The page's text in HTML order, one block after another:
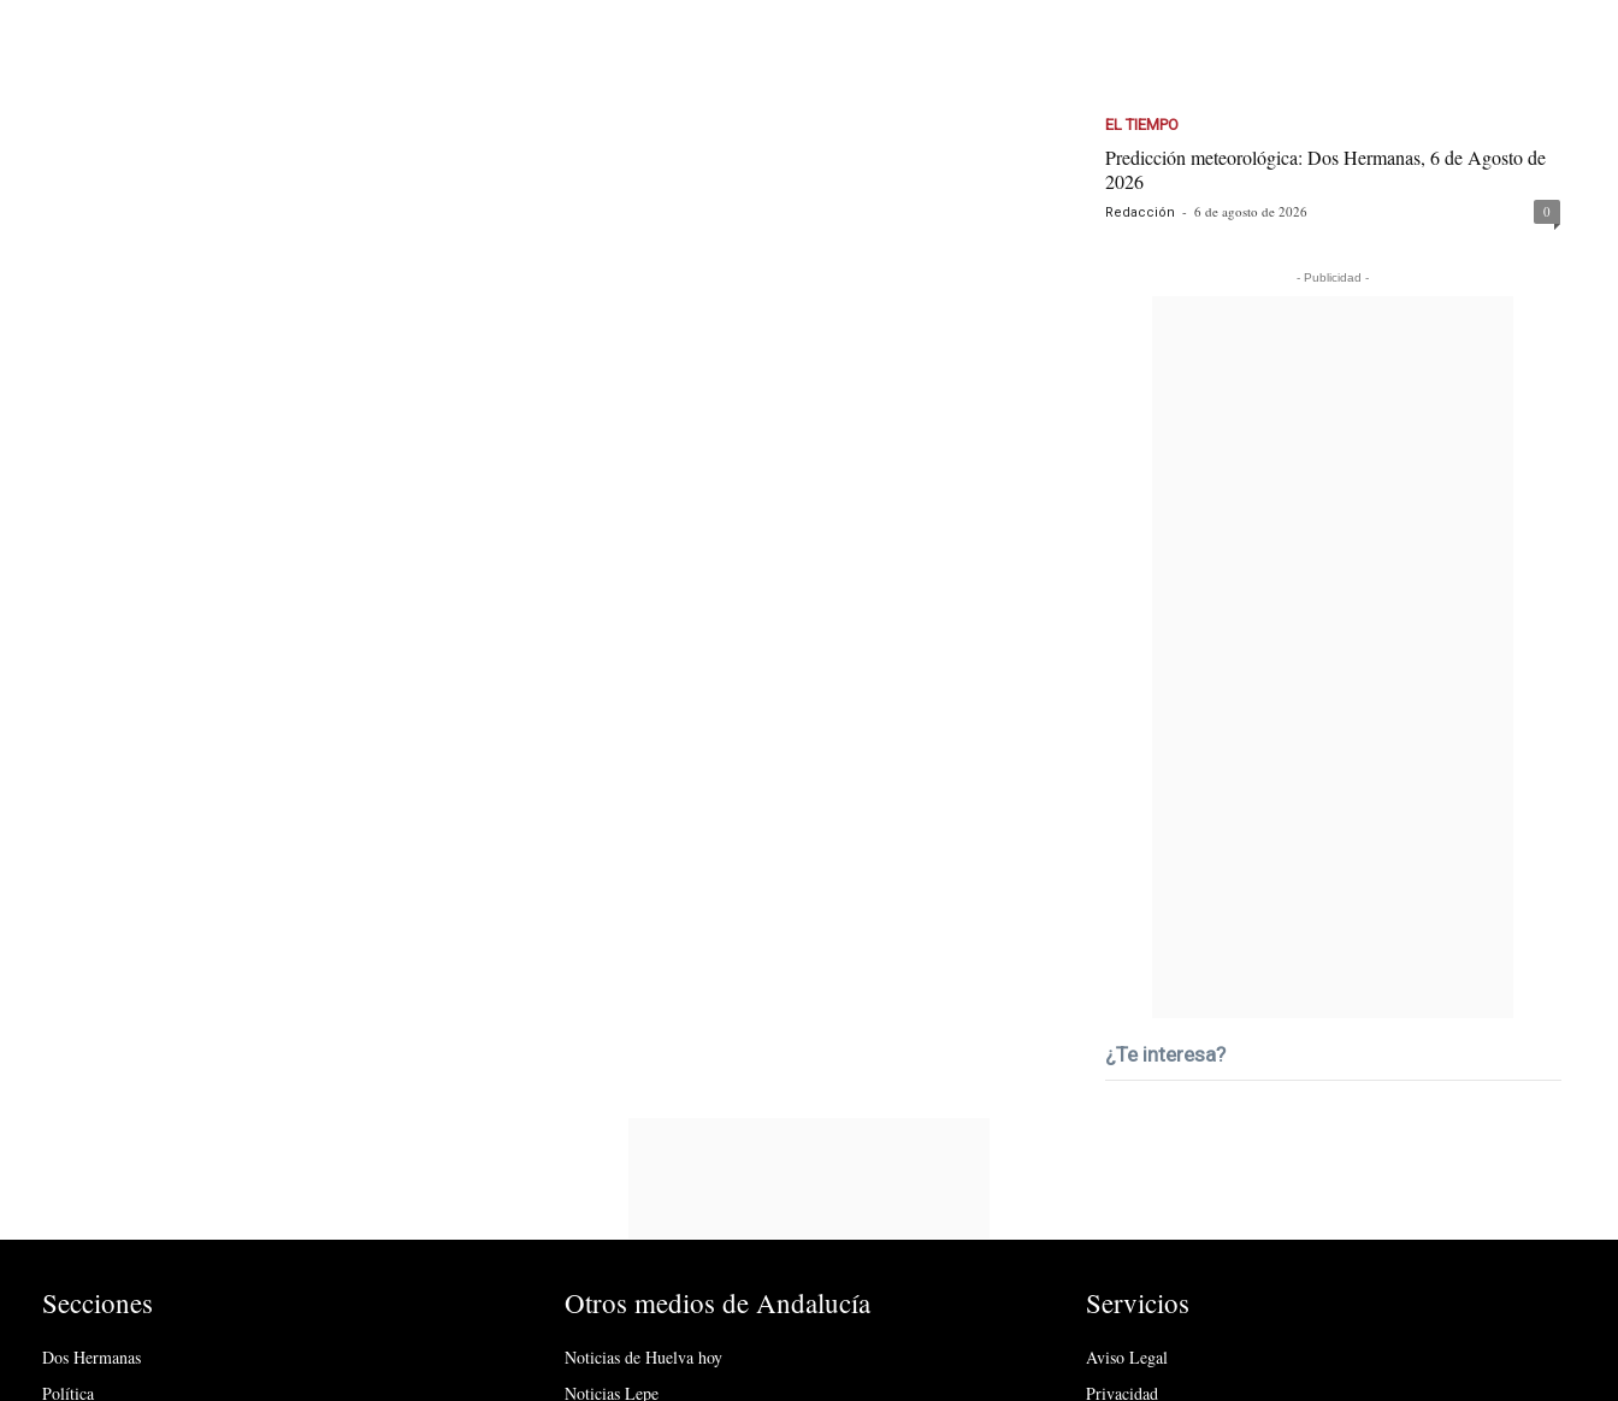
EL TIEMPO
Predicción meteorológica: Dos Hermanas, 6 de Agosto de
2026
Redacción - 6 de agosto de 2026 0
- Publicidad -
¿Te interesa?
Secciones
Dos Hermanas
Política
Otros medios de Andalucía
Noticias de Huelva hoy
Noticias Lepe
Servicios
Aviso Legal
Privacidad